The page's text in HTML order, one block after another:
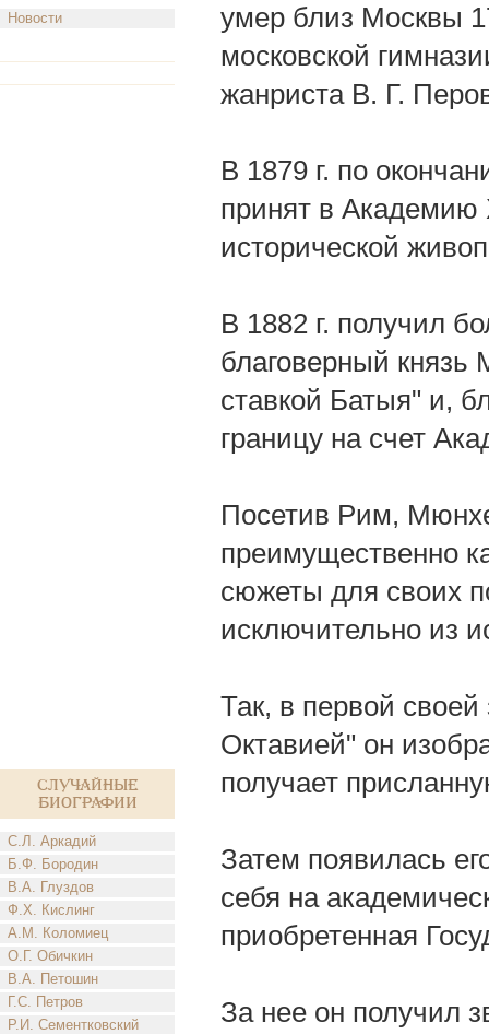
Новости
Случайные
биографии
С.Л. Аркадий
Б.Ф. Бородин
В.А. Глуздов
Ф.Х. Кислинг
А.М. Коломиец
О.Г. Обичкин
В.А. Петошин
Г.С. Петров
Р.И. Сементковский
умер близ Москвы
московской
жанриста В. Г.
В 1879 г. по
принят в Академию
исторической
В 1882 г. получил
благоверный князь
ставкой Батыя" и,
границу на счет
Посетив Рим,
преимущественно
сюжеты для своих
исключительно из
Так, в первой
Октавией" он
получает
Затем появилась
себя на
приобретенная
За нее он получил